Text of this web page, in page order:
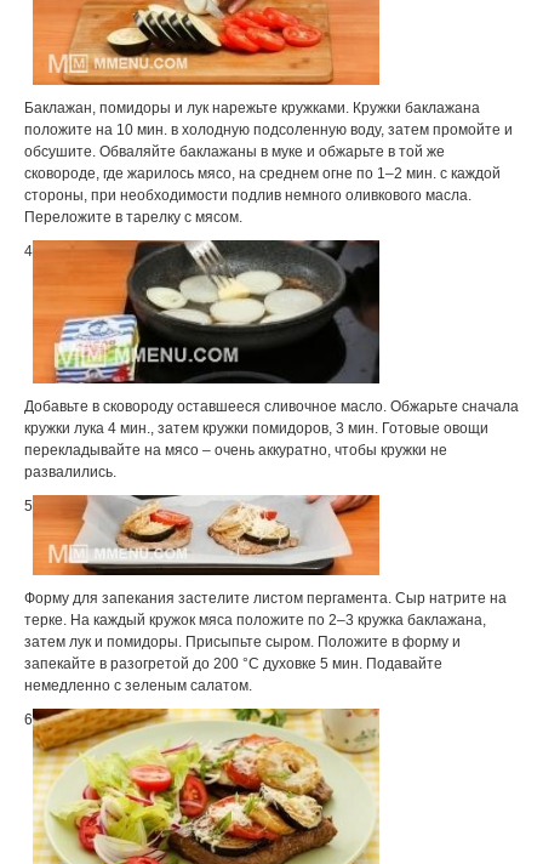
Баклажан, помидоры и лук нарежьте кружками. Кружки баклажана
положите на 10 мин. в холодную подсоленную воду, затем промойте и
обсушите. Обваляйте баклажаны в муке и обжарьте в той же
сковороде, где жарилось мясо, на среднем огне по 1–2 мин. с каждой
стороны, при необходимости подлив немного оливкового масла.
Переложите в тарелку с мясом.
4
Добавьте в сковороду оставшееся сливочное масло. Обжарьте сначала
кружки лука 4 мин., затем кружки помидоров, 3 мин. Готовые овощи
перекладывайте на мясо – очень аккуратно, чтобы кружки не
развалились.
5
Форму для запекания застелите листом пергамента. Сыр натрите на
терке. На каждый кружок мяса положите по 2–3 кружка баклажана,
затем лук и помидоры. Присыпьте сыром. Положите в форму и
запекайте в разогретой до 200 °С духовке 5 мин. Подавайте
немедленно с зеленым салатом.
6